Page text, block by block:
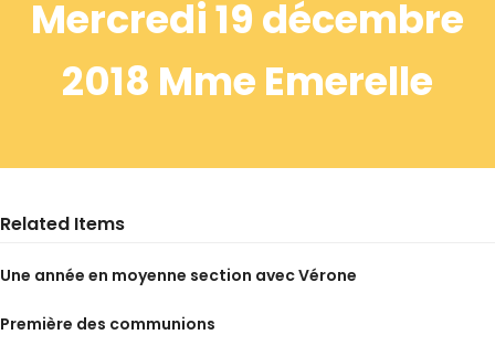
Mercredi 19 décembre
2018 Mme Emerelle
Related Items
Une année en moyenne section avec Vérone
Première des communions